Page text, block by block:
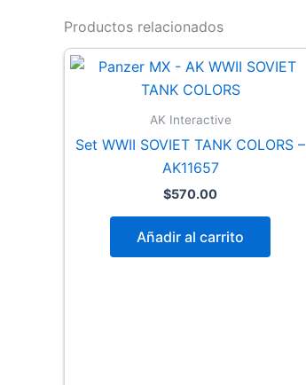
Productos relacionados
AK Interactive
Set WWII SOVIET TANK COLORS –
AK11657
$570.00
Añadir al carrito